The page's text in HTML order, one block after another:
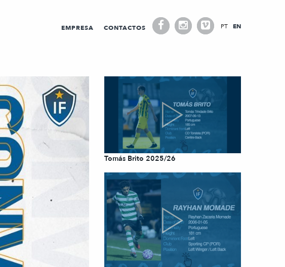
EMPRESA CONTACTOS PT EN
Tomás Brito 2025/26